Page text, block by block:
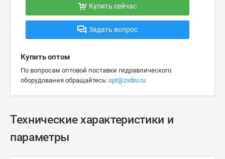
Купить сейчас
Задать вопрос
Купить оптом
По вопросам оптовой поставки гидравлического
оборудования обращайтесь: opt@zvdru.ru
Технические характеристики и
параметры